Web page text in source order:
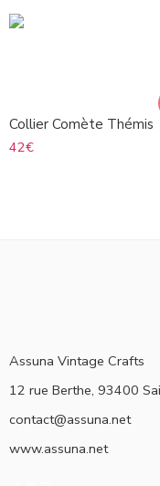
Collier Comète Thémis
42€
Assuna Vintage Crafts
12 rue Berthe, 93400
contact@assuna.net
www.assuna.net